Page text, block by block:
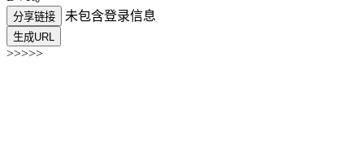
分享链接 未包含登录信息
生成URL
>>>>>